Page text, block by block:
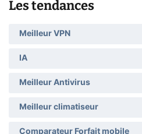
Les tendances
Meilleur VPN
IA
Meilleur Antivirus
Meilleur climatiseur
Comparateur Forfait mobile